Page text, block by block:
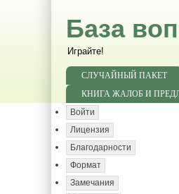
База
Играйте!
СЛУЧАЙНЫЙ ПАКЕТ
КНИГА ЖАЛОБ И
Войти
Лицензия
Благодарности
Формат
Замечания